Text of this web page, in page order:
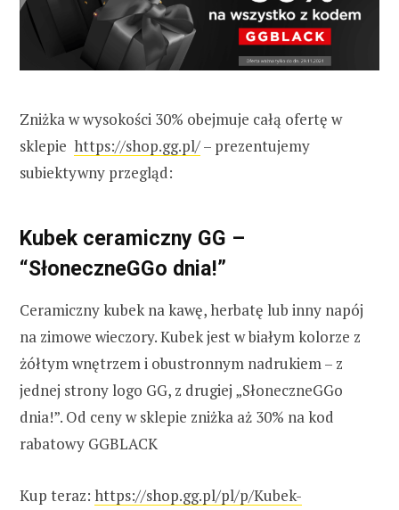
Zniżka w wysokości 30% obejmuje całą ofertę w
sklepie https://shop.gg.pl/– prezentujemy
subiektywny przegląd:
Kubek ceramiczny GG –
“SłoneczneGGo dnia!”
Ceramiczny kubek na kawę, herbatę lub inny napój
na zimowe wieczory. Kubek jest w białym kolorze z
żółtym wnętrzem i obustronnym nadrukiem – z
jednej strony logo GG, z drugiej „SłoneczneGGo
dnia!”. Od ceny w sklepie zniżka aż 30% na kod
rabatowy GGBLACK
Kup teraz: https://shop.gg.pl/pl/p/Kubek-